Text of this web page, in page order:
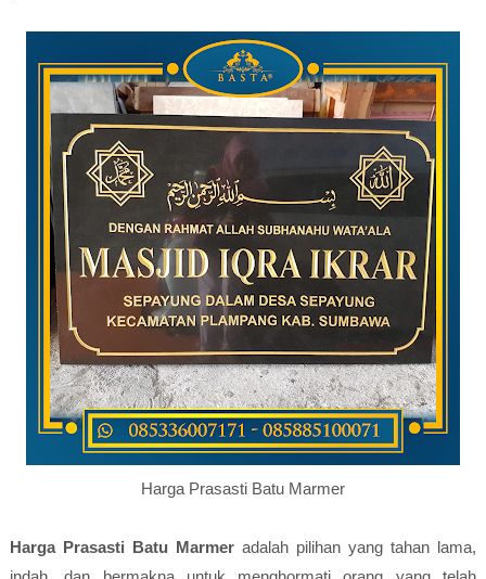
Harga Prasasti Batu Marmer
Harga Prasasti Batu Marmer adalah pilihan yang tahan lama,